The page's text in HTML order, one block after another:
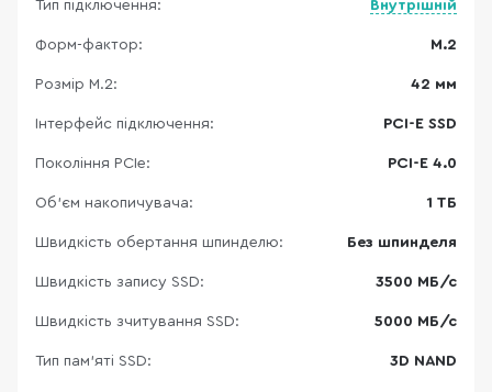
Тип підключення: Внутрішній
Форм-фактор: M.2
Розмір M.2: 42 мм
Інтерфейс підключення: PCI-E SSD
Покоління PCIe: PCI-E 4.0
Об'єм накопичувача: 1 ТБ
Швидкість обертання шпинделю: Без шпинделя
Швидкість запису SSD: 3500 МБ/с
Швидкість зчитування SSD: 5000 МБ/с
Тип пам'яті SSD: 3D NAND